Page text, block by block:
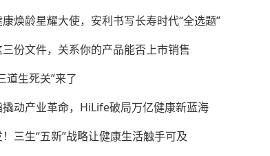
焕龄星耀大使，安利书写长寿时代“全选题”
份文件，关系你的产品能否上市销售
道生死关”来了
动产业革命，HiLife破局万亿健康新蓝海
三生“五新”战略让健康生活触手可及